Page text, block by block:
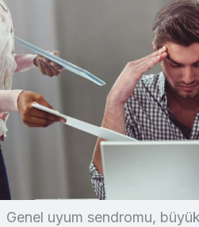
Genel uyum sendromu,